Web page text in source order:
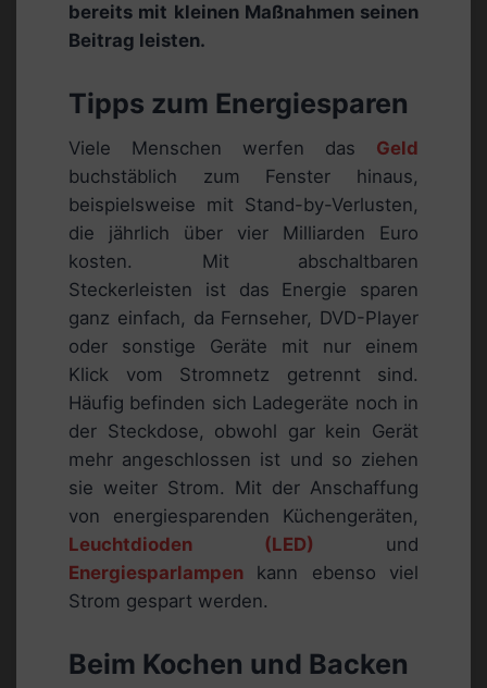
bereits mit kleinen Maßnahmen seinen
Beitrag leisten.
Tipps zum Energiesparen
Viele Menschen werfen das Geld
buchstäblich zum Fenster hinaus,
beispielsweise mit Stand-by-Verlusten,
die jährlich über vier Milliarden Euro
kosten. Mit abschaltbaren
Steckerleisten ist das Energie sparen
ganz einfach, da Fernseher, DVD-Player
oder sonstige Geräte mit nur einem
Klick vom Stromnetz getrennt sind.
Häufig befinden sich Ladegeräte noch in
der Steckdose, obwohl gar kein Gerät
mehr angeschlossen ist und so ziehen
sie weiter Strom. Mit der Anschaffung
von energiesparenden Küchengeräten,
Leuchtdioden (LED) und
Energiesparlampen kann ebenso viel
Strom gespart werden.
Beim Kochen und Backen